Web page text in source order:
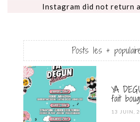
Instagram did not return
Posts les +
YA
fait
POSTED
13 JUIN,